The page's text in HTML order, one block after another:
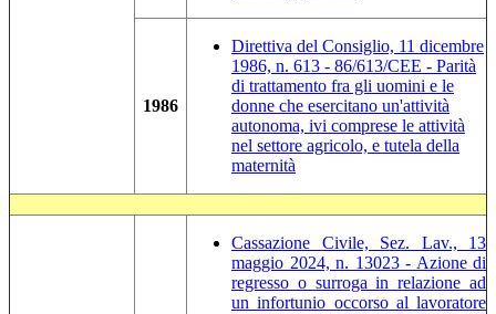
1986
Direttiva del Consiglio, 11 dicembre
1986, n. 613 - 86/613/CEE - Parità
di trattamento fra gli uomini e le
donne che esercitano un'attività
autonoma, ivi comprese le attività
nel settore agricolo, e tutela della
maternità
Cassazione Civile, Sez. Lav., 13
maggio 2024, n. 13023 - Azione di
regresso o surroga in relazione ad
un infortunio occorso al lavoratore